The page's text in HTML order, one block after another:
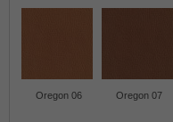
Oregon 06 Oregon 07